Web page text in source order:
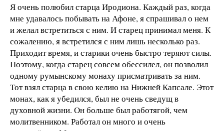
Я очень полюбил старца Иродиона. Каждый раз, когда
мне удавалось побывать на Афоне, я спрашивал о нем
и желал встретиться с ним. И старец принимал меня. К
сожалению, я встретился с ним лишь несколько раз.
Приходит время, и старики очень быстро теряют силы.
Поэтому, когда старец совсем обессилел, он позволил
одному румынскому монаху присматривать за ним.
Тот взял старца в свою келию на Нижней Капсале. Этот
монах, как я убедился, был не очень сведущ в
духовной жизни. Он больше был работягой, чем
молитвенником. Работал он много и очень